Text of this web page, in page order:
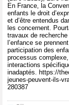
En France, la
enfants le droit
et d’être entendus
les concernent.
travaux de
l’enfance se
participation des
processus
interactions
inadaptés. https://
jeunes-peuvent-ils-
280387